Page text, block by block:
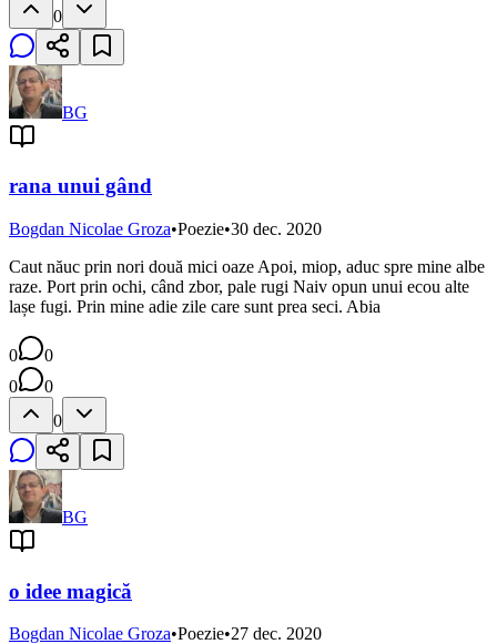
0
BG
rana unui gând
Bogdan Nicolae Groza•Poezie•30 dec. 2020
Caut năuc prin nori două mici oaze Apoi, miop, aduc spre mine albe
raze. Port prin ochi, când zbor, pale rugi Naiv opun unui ecou alte
lașe fugi. Prin mine adie zile care sunt prea seci. Abia
0
0
0
0
0
BG
o idee magică
Bogdan Nicolae Groza•Poezie•27 dec. 2020